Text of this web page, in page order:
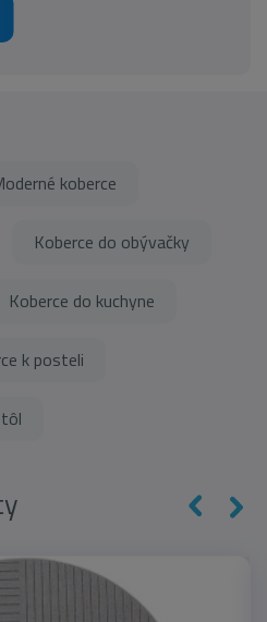
koberce
Koberce do obývačky
Koberce do kuchyne
k posteli